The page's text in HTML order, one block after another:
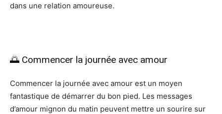
dans une relation amoureuse.
🌅 Commencer la journée avec amour
Commencer la journée avec amour est un moyen
fantastique de démarrer du bon pied. Les messages
d’amour mignon du matin peuvent mettre un sourire sur